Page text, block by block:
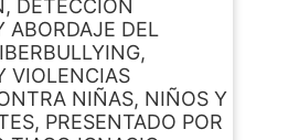
DETECCIÓN
ABORDAJE DEL
VIOLENCIAS
NIÑAS, NIÑOS Y
PRESENTADO POR